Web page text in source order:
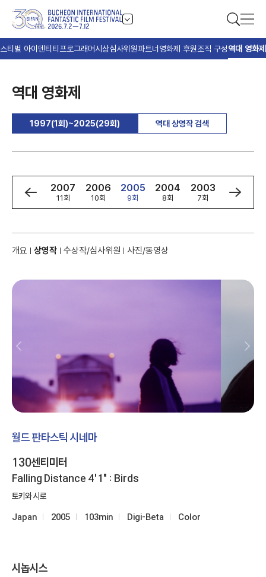
티벌 아이덴티티 프로그래머시상심사위원파트너 영화제 후원조직 구성역대 영화제
역대 영화제
1997(1회)~2025(29회) 역대 상영작 검색
2008
12회
2007
11회
2006
10회
2005
9회
2004
8회
2003
7회
2002
6회
개요 상영작 수상작/심사위원 사진/동영상
월드 판타스틱 시네마
130센티미터
Falling Distance 4'1" : Birds
토키와 시로
Japan 2005 103min Digi-Beta Color
시놉시스